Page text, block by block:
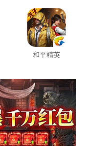
和平精英
版v5.0.5
穿越火线云游戏最新版是一款绚丽多彩、扣人心弦的手机射击竞技游戏，致力于为玩家呈现卓越的游戏体验。它不仅适配各种手机型号，甚至在低配置的设备上也能够实现畅快的游戏，轻松应对各种战斗场景。